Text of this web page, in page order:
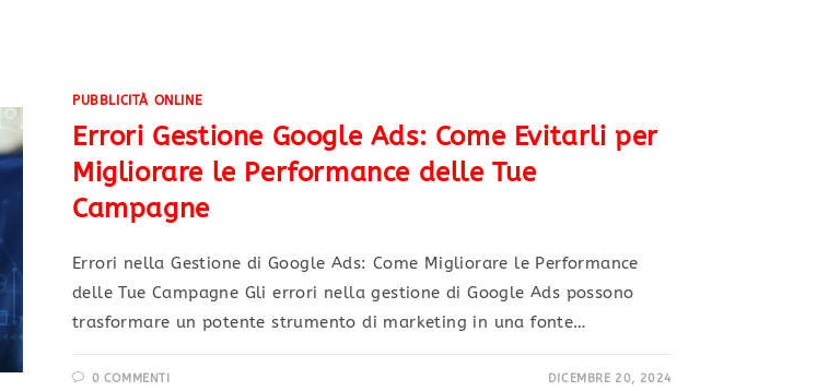
PUBBLICITÀ ONLINE
Errori Gestione Google Ads: Come Evitarli per
Migliorare le Performance delle Tue
Campagne
Errori nella Gestione di Google Ads: Come Migliorare le Performance
delle Tue Campagne Gli errori nella gestione di Google Ads possono
trasformare un potente strumento di marketing in una fonte…
0 COMMENTI DICEMBRE 20, 2024